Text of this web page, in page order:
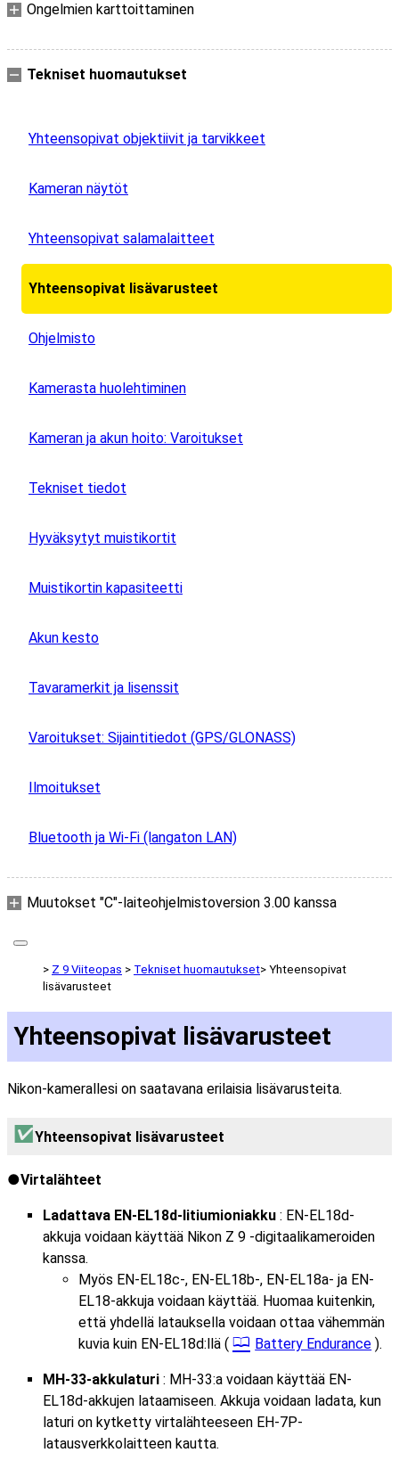
Ongelmien karttoittaminen
Tekniset huomautukset
Yhteensopivat objektiivit ja tarvikkeet
Kameran näytöt
Yhteensopivat salamalaitteet
Yhteensopivat lisävarusteet
Ohjelmisto
Kamerasta huolehtiminen
Kameran ja akun hoito: Varoitukset
Tekniset tiedot
Hyväksytyt muistikortit
Muistikortin kapasiteetti
Akun kesto
Tavaramerkit ja lisenssit
Varoitukset: Sijaintitiedot (GPS/GLONASS)
Ilmoitukset
Bluetooth ja Wi-Fi (langaton LAN)
Muutokset "C"-laiteohjelmistoversion 3.00 kanssa
Z 9 Viiteopas Tekniset huomautukset
Yhteensopivat
lisävarusteet
Yhteensopivat lisävarusteet
Nikon-kamerallesi on saatavana erilaisia lisävarusteita.
Yhteensopivat lisävarusteet
Virtalähteet
Ladattava EN-EL18d-litiumioniakku : EN-EL18d-
akkuja voidaan käyttää Nikon Z 9 -digitaalikameroiden
kanssa.
Myös EN-EL18c-, EN-EL18b-, EN-EL18a- ja EN-
EL18-akkuja voidaan käyttää. Huomaa kuitenkin,
että yhdellä latauksella voidaan ottaa vähemmän
kuvia kuin EN-EL18d:llä (
Battery Endurance ).
MH-33-akkulaturi : MH-33:a voidaan käyttää EN-
EL18d-akkujen lataamiseen. Akkuja voidaan ladata, kun
laturi on kytketty virtalähteeseen EH-7P-
latausverkkolaitteen kautta.